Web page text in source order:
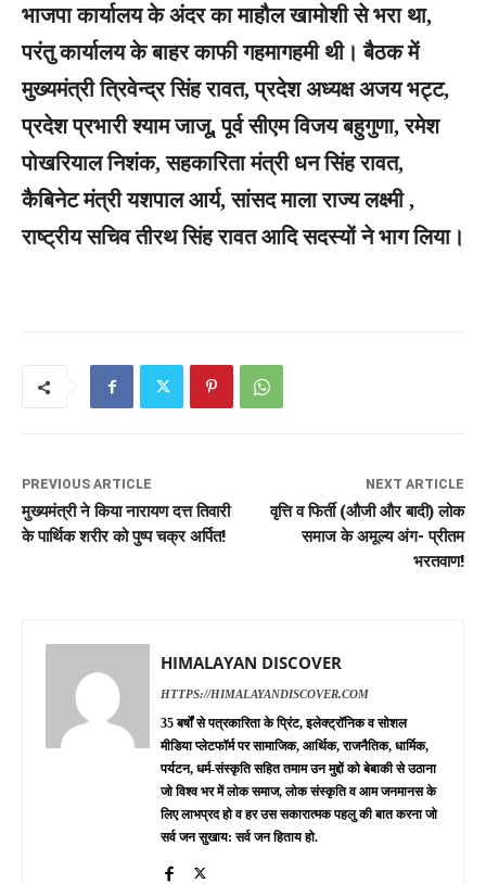
भाजपा कार्यालय के अंदर का माहौल खामोशी से भरा था,
परंतु कार्यालय के बाहर काफी गहमागहमी थी। बैठक में
मुख्यमंत्री त्रिवेन्द्र सिंह रावत, प्रदेश अध्यक्ष अजय भट्ट,
प्रदेश प्रभारी श्याम जाजू, पूर्व सीएम विजय बहुगुणा, रमेश
पोखरियाल निशंक, सहकारिता मंत्री धन सिंह रावत,
कैबिनेट मंत्री यशपाल आर्य, सांसद माला राज्य लक्ष्मी ,
राष्ट्रीय सचिव तीरथ सिंह रावत आदि सदस्यों ने भाग लिया।
PREVIOUS ARTICLE
मुख्यमंत्री ने किया नारायण दत्त तिवारी
के पार्थिक शरीर को पुष्प चक्र अर्पित!
NEXT ARTICLE
वृत्ति व फिर्ती (औजी और बादी) लोक
समाज के अमूल्य अंग- प्रीतम
भरतवाण!
HIMALAYAN DISCOVER
HTTPS://HIMALAYANDISCOVER.COM
35 बर्षों से पत्रकारिता के प्रिंट, इलेक्ट्रॉनिक व सोशल
मीडिया प्लेटफॉर्म पर सामाजिक, आर्थिक, राजनैतिक, धार्मिक,
पर्यटन, धर्म-संस्कृति सहित तमाम उन मुद्दों को बेबाकी से उठाना
जो विश्व भर में लोक समाज, लोक संस्कृति व आम जनमानस के
लिए लाभप्रद हो व हर उस सकारात्मक पहलु की बात करना जो
सर्व जन सुखाय: सर्व जन हिताय हो.